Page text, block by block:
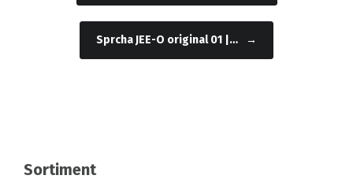
Sprcha JEE-O original 01 |… →
Sortiment